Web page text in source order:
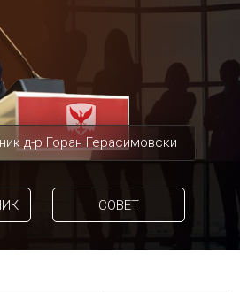
д-р Горан Герасимовски
СОВЕТ